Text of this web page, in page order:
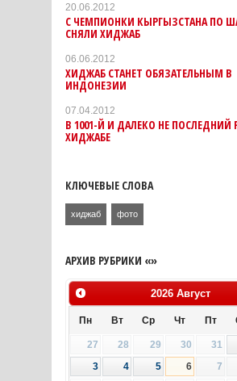
20.06.2012
С ЧЕМПИОНКИ КЫРГЫЗСТАНА ПО
СНЯЛИ ХИДЖАБ
06.06.2012
ХИДЖАБ СТАНЕТ ОБЯЗАТЕЛЬНЫМ В
ИНДОНЕЗИИ
07.04.2012
В 1001-Й И ДАЛЕКО НЕ ПОСЛЕДНИЙ
ХИДЖАБЕ
КЛЮЧЕВЫЕ СЛОВА
хиджаб фото
АРХИВ РУБРИКИ «»
2026 Август
Пн Вт Ср Чт Пт
27 28 29 30 31
3
4 5 6 7